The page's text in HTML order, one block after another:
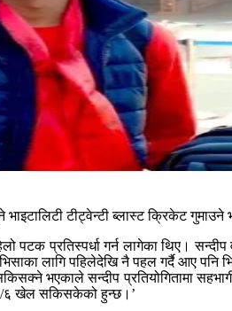
टीट्वेन्टी ब्लास्ट क्रिकेट
पटक प्रतिस्पर्धा गर्न लागेका थिए।
लागि पहिलेदेखि नै पहल गर्दै आए
भएकाले सन्दीप प्रतियोगितामा
५/६ खेल सकिसकेको हुन्छ।’